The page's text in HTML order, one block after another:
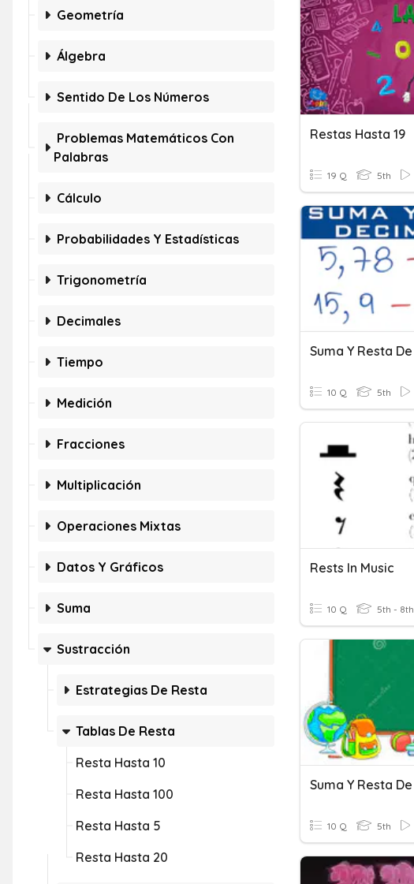
Geometría
Álgebra
Sentido De Los Números
Problemas Matemáticos Con
Palabras
Cálculo
Probabilidades Y Estadísticas
Trigonometría
Decimales
Tiempo
Medición
Fracciones
Multiplicación
Operaciones Mixtas
Datos Y Gráficos
Suma
Sustracción
Estrategias De Resta
Tablas De Resta
Resta Hasta 10
Resta Hasta 100
Resta Hasta 5
Resta Hasta 20
Restas Hasta 19
19 Q 5th
10 Q 5th
Rests In Music
10 Q 5th - 8th
10 Q 5th